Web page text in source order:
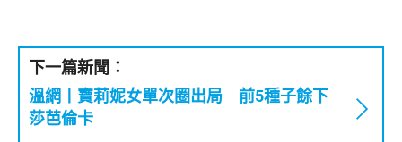
下一篇新聞：
溫網丨寶莉妮女單次圈出局 前5種子餘下
莎芭倫卡